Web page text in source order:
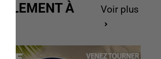
À
Voir plus